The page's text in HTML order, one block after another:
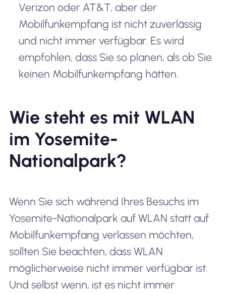
Verizon oder AT&T, aber der
Mobilfunkempfang ist nicht zuverlässig
und nicht immer verfügbar. Es wird
empfohlen, dass Sie so planen, als ob Sie
keinen Mobilfunkempfang hätten.
Wie steht es mit WLAN
im Yosemite-
Nationalpark?
Wenn Sie sich während Ihres Besuchs im
Yosemite-Nationalpark auf WLAN statt auf
Mobilfunkempfang verlassen möchten,
sollten Sie beachten, dass WLAN
möglicherweise nicht immer verfügbar ist.
Und selbst wenn, ist es nicht immer